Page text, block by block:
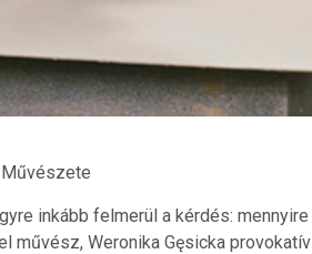
inkább felmerül a kérdés: mennyire
művész, Weronika Gęsicka provokatív